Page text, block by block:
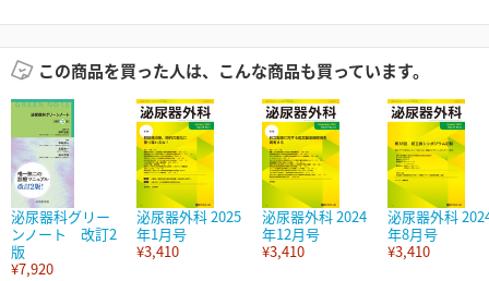
この商品を買った人は、こんな商品も買っています。
泌尿器科グリー
ンノート 改訂2
版
¥7,920
泌尿器外科 2025
年1月号
¥3,410
泌尿器外科 2024
年12月号
¥3,410
泌尿器外科
年8月号
¥3,410